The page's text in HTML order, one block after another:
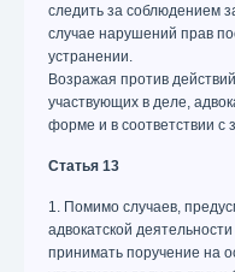
следить за соблюдением
случае нарушений прав
устранении.
Возражая против
участвующих в деле,
форме и в соответствии с
Статья 13
1. Помимо случаев,
адвокатской
принимать поручение на